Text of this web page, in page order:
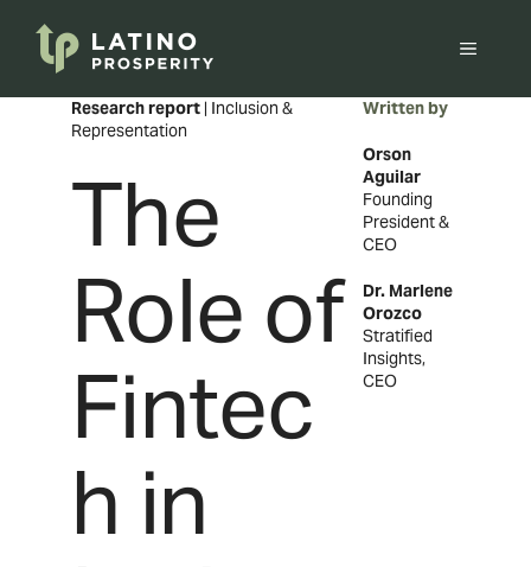
content
Menu
Research report | Inclusion &
Representation
The
Role of
Fintec
h in
Written by
Orson
Aguilar
Founding
President &
CEO
Dr. Marlene
Orozco
Stratified
Insights,
CEO